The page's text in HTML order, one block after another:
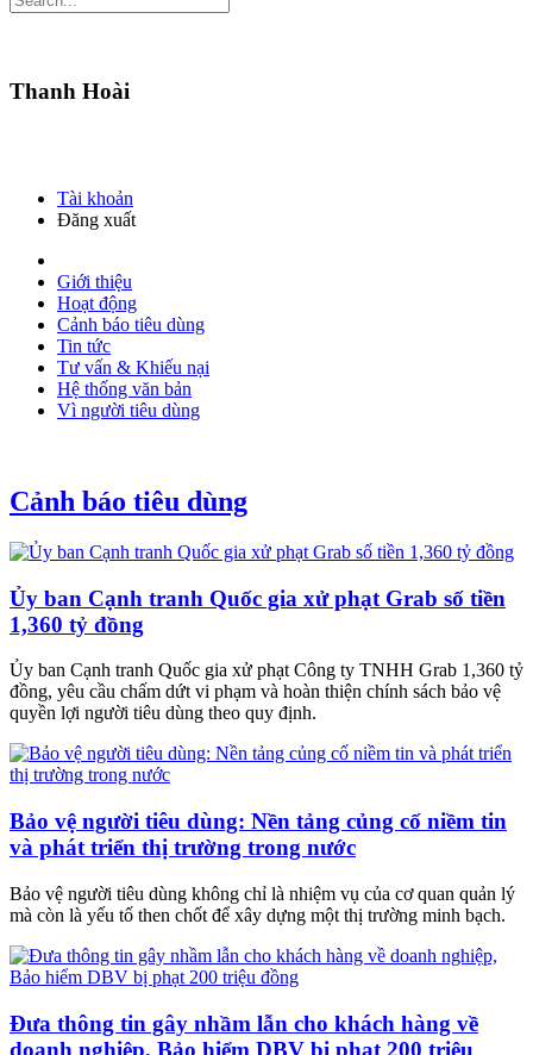
Thanh Hoài
Tài khoản
Đăng xuất
Giới thiệu
Hoạt động
Cảnh báo tiêu dùng
Tin tức
Tư vấn & Khiếu nại
Hệ thống văn bản
Vì người tiêu dùng
Cảnh báo tiêu dùng
Ủy ban Cạnh tranh Quốc gia xử phạt Grab số tiền
1,360 tỷ đồng
Ủy ban Cạnh tranh Quốc gia xử phạt Công ty TNHH Grab 1,360 tỷ
đồng, yêu cầu chấm dứt vi phạm và hoàn thiện chính sách bảo vệ
quyền lợi người tiêu dùng theo quy định.
Bảo vệ người tiêu dùng: Nền tảng củng cố niềm tin
và phát triển thị trường trong nước
Bảo vệ người tiêu dùng không chỉ là nhiệm vụ của cơ quan quản lý
mà còn là yếu tố then chốt để xây dựng một thị trường minh bạch.
Đưa thông tin gây nhầm lẫn cho khách hàng về
doanh nghiệp, Bảo hiểm DBV bị phạt 200 triệu